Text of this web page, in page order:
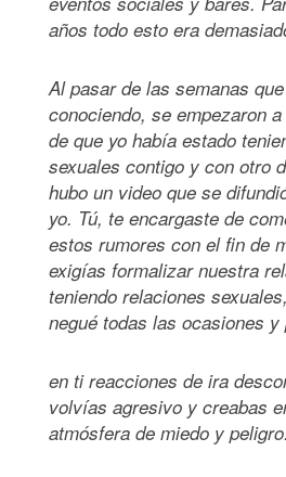
años todo esto era
Al pasar de las semanas
conociendo, se empezaron
de que yo había estado
sexuales contigo y con otro
hubo un video que se
yo. Tú, te encargaste de
estos rumores con el fin de
exigías formalizar nuestra
teniendo relaciones
negué todas las ocasiones y
en ti reacciones de ira
volvías agresivo y creabas
atmósfera de miedo y peligro.